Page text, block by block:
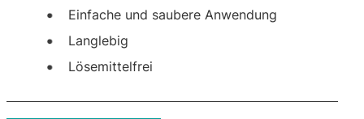
Einfache und saubere Anwendung
Langlebig
Lösemittelfrei